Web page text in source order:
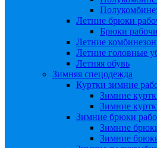
Летние брюки
Брюки
Летние
Летние головные
Летняя обувь
Зимняя спецодежда
Куртки зимние
Зимние
Зимние
Зимние брюки
Зимние
Зимние